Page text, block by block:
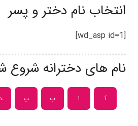
انتخاب نام دختر و پسر
[wd_asp id=1]
نام های دخترانه شروع
آ ا ب پ